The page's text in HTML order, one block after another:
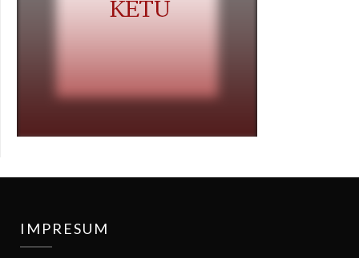
IMPRESUM